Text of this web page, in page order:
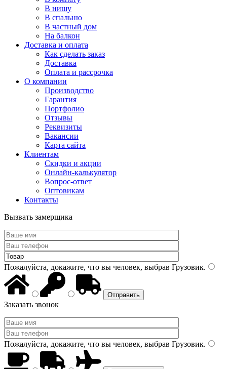
В нишу
В спальню
В частный дом
На балкон
Доставка и оплата
Как сделать заказ
Доставка
Оплата и рассрочка
О компании
Производство
Гарантия
Портфолио
Отзывы
Реквизиты
Вакансии
Карта сайта
Клиентам
Скидки и акции
Онлайн-калькулятор
Вопрос-ответ
Оптовикам
Контакты
Вызвать замерщика
Пожалуйста, докажите, что вы человек, выбрав Грузовик.
Заказать звонок
Пожалуйста, докажите, что вы человек, выбрав Грузовик.